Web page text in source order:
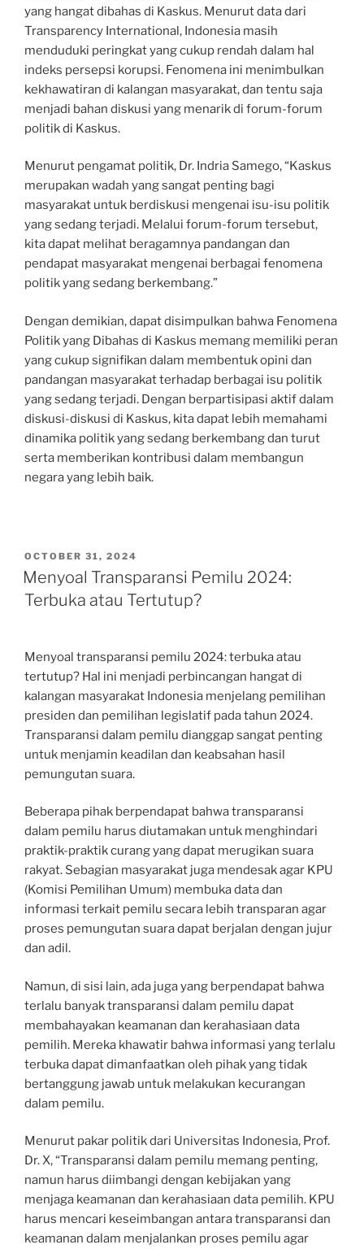
yang hangat dibahas di Kaskus. Menurut data dari
Transparency International, Indonesia masih
menduduki peringkat yang cukup rendah dalam hal
indeks persepsi korupsi. Fenomena ini menimbulkan
kekhawatiran di kalangan masyarakat, dan tentu saja
menjadi bahan diskusi yang menarik di forum-forum
politik di Kaskus.
Menurut pengamat politik, Dr. Indria Samego, “Kaskus
merupakan wadah yang sangat penting bagi
masyarakat untuk berdiskusi mengenai isu-isu politik
yang sedang terjadi. Melalui forum-forum tersebut,
kita dapat melihat beragamnya pandangan dan
pendapat masyarakat mengenai berbagai fenomena
politik yang sedang berkembang.”
Dengan demikian, dapat disimpulkan bahwa Fenomena
Politik yang Dibahas di Kaskus memang memiliki peran
yang cukup signifikan dalam membentuk opini dan
pandangan masyarakat terhadap berbagai isu politik
yang sedang terjadi. Dengan berpartisipasi aktif dalam
diskusi-diskusi di Kaskus, kita dapat lebih memahami
dinamika politik yang sedang berkembang dan turut
serta memberikan kontribusi dalam membangun
negara yang lebih baik.
POSTED
ON
OCTOBER 31, 2024
Menyoal Transparansi Pemilu 2024:
Terbuka atau Tertutup?
Menyoal transparansi pemilu 2024: terbuka atau
tertutup? Hal ini menjadi perbincangan hangat di
kalangan masyarakat Indonesia menjelang pemilihan
presiden dan pemilihan legislatif pada tahun 2024.
Transparansi dalam pemilu dianggap sangat penting
untuk menjamin keadilan dan keabsahan hasil
pemungutan suara.
Beberapa pihak berpendapat bahwa transparansi
dalam pemilu harus diutamakan untuk menghindari
praktik-praktik curang yang dapat merugikan suara
rakyat. Sebagian masyarakat juga mendesak agar KPU
(Komisi Pemilihan Umum) membuka data dan
informasi terkait pemilu secara lebih transparan agar
proses pemungutan suara dapat berjalan dengan jujur
dan adil.
Namun, di sisi lain, ada juga yang berpendapat bahwa
terlalu banyak transparansi dalam pemilu dapat
membahayakan keamanan dan kerahasiaan data
pemilih. Mereka khawatir bahwa informasi yang terlalu
terbuka dapat dimanfaatkan oleh pihak yang tidak
bertanggung jawab untuk melakukan kecurangan
dalam pemilu.
Menurut pakar politik dari Universitas Indonesia, Prof.
Dr. X, “Transparansi dalam pemilu memang penting,
namun harus diimbangi dengan kebijakan yang
menjaga keamanan dan kerahasiaan data pemilih. KPU
harus mencari keseimbangan antara transparansi dan
keamanan dalam menjalankan proses pemilu agar